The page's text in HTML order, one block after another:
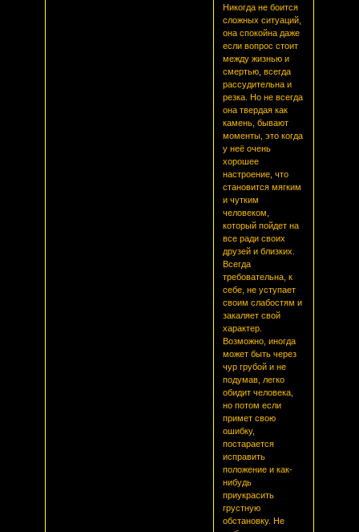
Никогда не боится
сложных ситуаций,
она спокойна даже
если вопрос стоит
между жизнью и
смертью, всегда
рассудительна и
резка. Но не всегда
она твердая как
камень, бывают
моменты, это когда
у неё очень
хорошее
настроение, что
становится мягким
и чутким
человеком,
который пойдет на
все ради своих
друзей и близких.
Всегда
требовательна, к
себе, не уступает
своим слабостям и
закаляет свой
характер.
Возможно, иногда
может быть через
чур грубой и не
подумав, легко
обидит человека,
но потом если
примет свою
ошибку,
постарается
исправить
положение и как-
нибудь
приукрасить
грустную
обстановку. Не